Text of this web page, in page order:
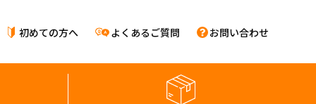
初めての方へ よくあるご質問 お問い合わせ